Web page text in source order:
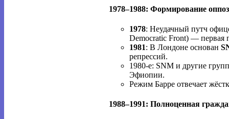
1978–1988: Формирование
1978: Неудачный путч
Democratic Front) — первая
1981: В Лондоне основан
репрессий.
1980-е: SNM и другие
Эфиопии.
Режим Барре отвечает
1988–1991: Полноценная